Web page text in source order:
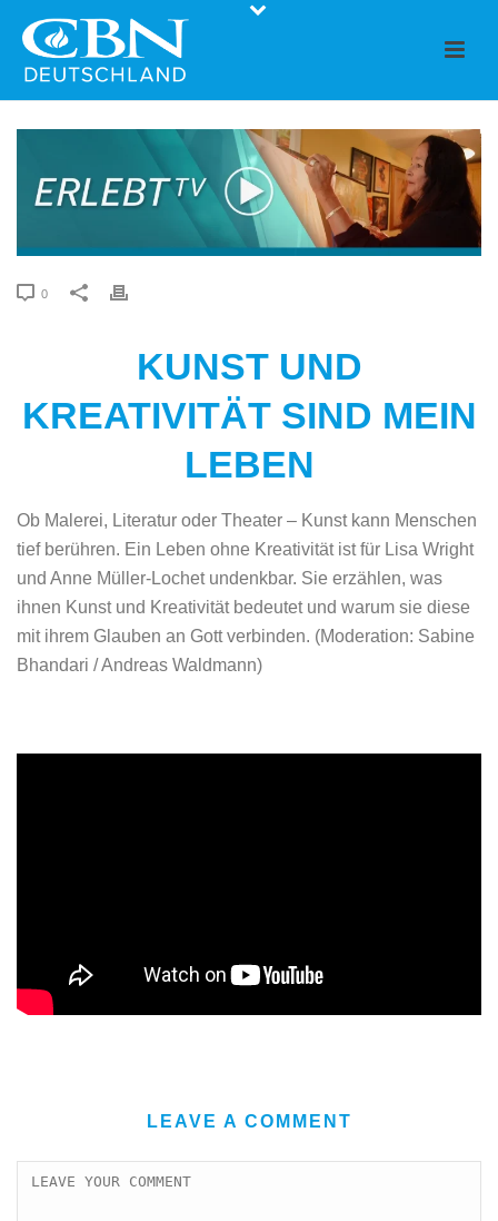
0
KUNST UND
KREATIVITÄT SIND MEIN
LEBEN
Ob Malerei, Literatur oder Theater – Kunst kann Menschen
tief berühren. Ein Leben ohne Kreativität ist für Lisa Wright
und Anne Müller-Lochet undenkbar. Sie erzählen, was
ihnen Kunst und Kreativität bedeutet und warum sie diese
mit ihrem Glauben an Gott verbinden. (Moderation: Sabine
Bhandari / Andreas Waldmann)
LEAVE A COMMENT